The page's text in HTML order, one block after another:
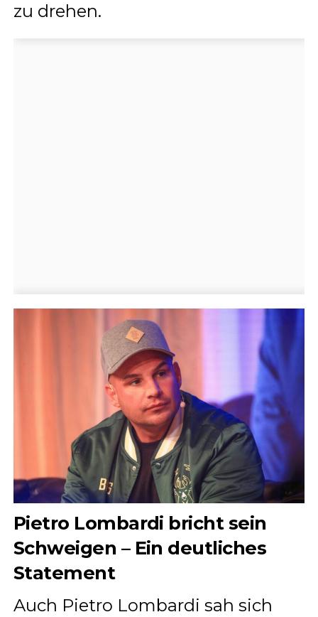
zu drehen.
Pietro Lombardi bricht sein
Schweigen – Ein deutliches
Statement
Auch Pietro Lombardi sah sich